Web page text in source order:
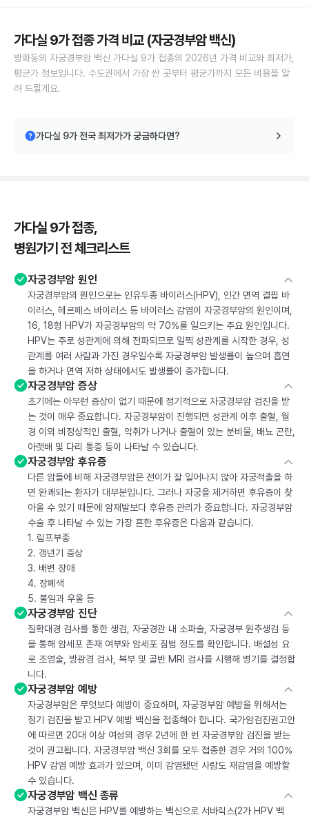
가다실 9가 접종 가격 비교 (자궁경부암 백신)
방화동의 자궁경부암 백신 가다실 9가 접종의 2026년 가격 비교와 최저가,
평균가 정보입니다. 수도권에서 가장 싼 곳부터 평균가까지 모든 비용을 알
려 드릴게요.
가다실 9가 전국 최저가가 궁금하다면?
가다실 9가 접종,
병원가기 전 체크리스트
자궁경부암 원인
자궁경부암의 원인으로는 인유두종 바이러스(HPV), 인간 면역 결핍 바
이러스, 헤르페스 바이러스 등 바이러스 감염이 자궁경부암의 원인이며,
16, 18형 HPV가 자궁경부암의 약 70%를 일으키는 주요 원인입니다.
HPV는 주로 성관계에 의해 전파되므로 일찍 성관계를 시작한 경우, 성
관계를 여러 사람과 가진 경우일수록 자궁경부암 발생률이 높으며 흡연
을 하거나 면역 저하 상태에서도 발생률이 증가합니다.
자궁경부암 증상
초기에는 아무런 증상이 없기 때문에 정기적으로 자궁경부암 검진을 받
는 것이 매우 중요합니다. 자궁경부암이 진행되면 성관계 이후 출혈, 월
경 이외 비정상적인 출혈, 악취가 나거나 출혈이 있는 분비물, 배뇨 곤란,
아랫배 및 다리 통증 등이 나타날 수 있습니다.
자궁경부암 후유증
다른 암들에 비해 자궁경부암은 전이가 잘 일어나지 않아 자궁적출을 하
면 완쾌되는 환자가 대부분입니다. 그러나 자궁을 제거하면 후유증이 찾
아올 수 있기 때문에 암재발보다 후유증 관리가 중요합니다. 자궁경부암
수술 후 나타날 수 있는 가장 흔한 후유증은 다음과 같습니다.
1. 림프부종
2. 갱년기 증상
3. 배변 장애
4. 장폐색
5. 불임과 우울 등
자궁경부암 진단
질확대경 검사를 통한 생검, 자궁경관 내 소파술, 자궁경부 원추생검 등
을 통해 암세포 존재 여부와 암세포 침범 정도를 확인합니다. 배설성 요
로 조영술, 방광경 검사, 복부 및 골반 MRI 검사를 시행해 병기를 결정합
니다.
자궁경부암 예방
자궁경부암은 무엇보다 예방이 중요하며, 자궁경부암 예방을 위해서는
정기 검진을 받고 HPV 예방 백신을 접종해야 합니다. 국가암검진권고안
에 따르면 20대 이상 여성의 경우 2년에 한 번 자궁경부암 검진을 받는
것이 권고됩니다. 자궁경부암 백신 3회를 모두 접종한 경우 거의 100%
HPV 감염 예방 효과가 있으며, 이미 감염됐던 사람도 재감염을 예방할
수 있습니다.
자궁경부암 백신 종류
자궁경부암 백신은 HPV를 예방하는 백신으로 서바릭스(2가 HPV 백